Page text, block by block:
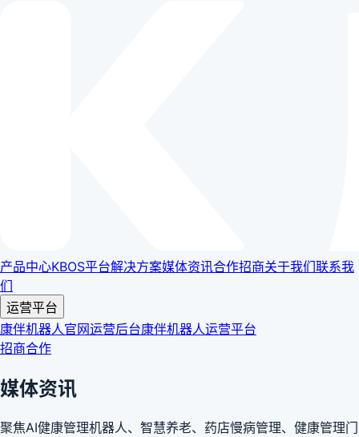
产品中心KBOS平台解决方案媒体资讯合作招商关于我们联系我
们
运营平台
康伴机器人官网运营后台康伴机器人运营平台
招商合作
媒体资讯
聚焦AI健康管理机器人、智慧养老、药店慢病管理、健康管理门